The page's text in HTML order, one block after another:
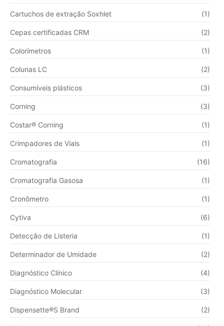
Cartuchos de extração Soxhlet (1)
Cepas certificadas CRM (2)
Colorímetros (1)
Colunas LC (2)
Consumíveis plásticos (3)
Corning (3)
Costar® Corning (1)
Crimpadores de Vials (1)
Cromatografia (16)
Cromatografia Gasosa (1)
Cronômetro (1)
Cytiva (6)
Detecção de Listeria (1)
Determinador de Umidade (2)
Diagnóstico Clínico (4)
Diagnóstico Molecular (3)
Dispensette®S Brand (2)